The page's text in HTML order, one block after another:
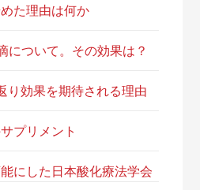
た理由は何か
について。その効果は？
り効果を期待される理由
プリメント
にした日本酸化療法学会